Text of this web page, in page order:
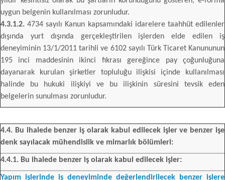
uygun belgenin kullanılması zorunludur.
4.3.1.2. 4734 sayılı Kanun kapsamındaki idarelere taahhüt edilenler
dışında yurt dışında gerçekleştirilen işlerden elde edilen iş
deneyiminin 13/1/2011 tarihli ve 6102 sayılı Türk Ticaret Kanununun
195 inci maddesinin ikinci fıkrası gereğince pay çoğunluğuna
dayanarak kurulan şirketler topluluğu ilişkisi içinde kullanılması
halinde bu hukuki ilişkiyi ve bu ilişkinin süresini tevsik eden
belgelerin sunulması zorunludur.
4.4. Bu ihalede benzer iş olarak kabul edilecek işler ve benzer işe
denk sayılacak mühendislik ve mimarlık bölümleri:
4.4.1. Bu ihalede benzer iş olarak kabul edilecek işler:
Yapım işlerinde iş deneyiminde değerlendirilecek benzer işlere